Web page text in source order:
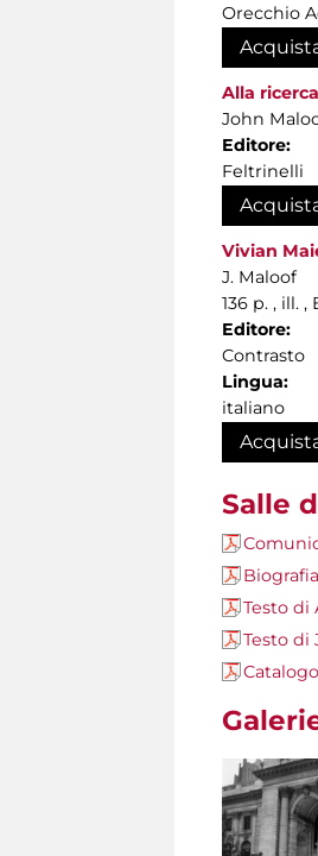
Orecchio
Alla
John
Editore:
Feltrinelli
Vivian
J. Maloof
136 p. , ill. ,
Editore:
Contrasto
Lingua:
italiano
Salle
Testo di
Testo di
Catalogo